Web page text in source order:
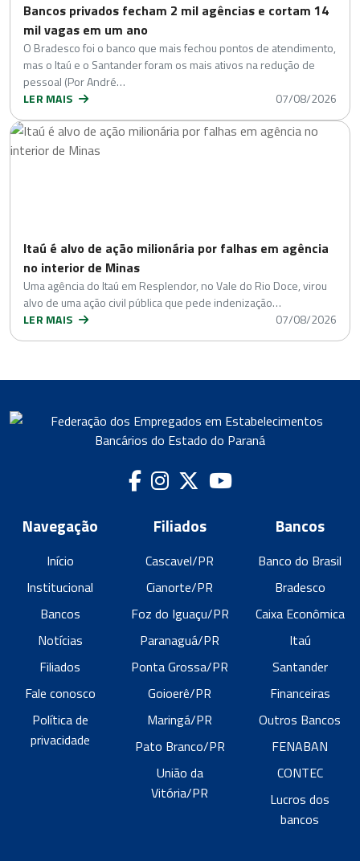
Bancos privados fecham 2 mil agências e cortam 14
mil vagas em um ano
O Bradesco foi o banco que mais fechou pontos de atendimento,
mas o Itaú e o Santander foram os mais ativos na redução de
pessoal (Por André…
LER MAIS
07/08/2026
Itaú é alvo de ação milionária por falhas em agência
no interior de Minas
Uma agência do Itaú em Resplendor, no Vale do Rio Doce, virou
alvo de uma ação civil pública que pede indenização…
LER MAIS
07/08/2026
Navegação
Início
Institucional
Bancos
Notícias
Filiados
Fale conosco
Política de
privacidade
Filiados
Cascavel/PR
Cianorte/PR
Foz do Iguaçu/PR
Paranaguá/PR
Ponta Grossa/PR
Goioerê/PR
Maringá/PR
Pato Branco/PR
União da
Vitória/PR
Bancos
Banco do Brasil
Bradesco
Caixa Econômica
Itaú
Santander
Financeiras
Outros Bancos
FENABAN
CONTEC
Lucros dos
bancos